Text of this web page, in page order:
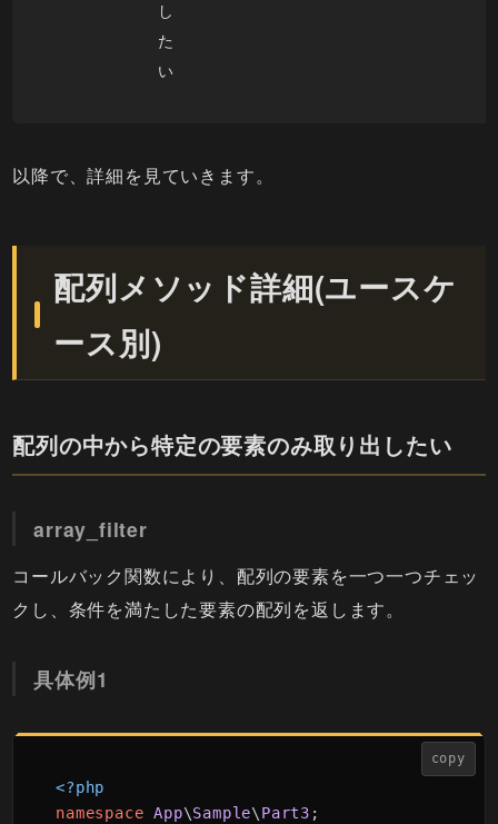
し
た
い
以降で、詳細を見ていきます。
配列メソッド詳細(ユースケ
ース別)
配列の中から特定の要素のみ取り出したい
array_filter
コールバック関数により、配列の要素を一つ一つチェッ
クし、条件を満たした要素の配列を返します。
具体例1
copy
<?php
namespace App\Sample\Part3 ;